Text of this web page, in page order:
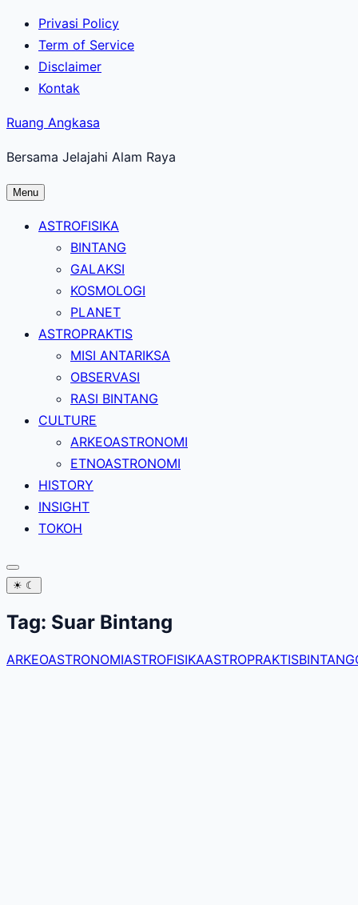
Lewati
konten
utama
Privasi Policy
Term of Service
Disclaimer
Kontak
Ruang Angkasa
Bersama Jelajahi Alam Raya
Menu
ASTROFISIKA
BINTANG
GALAKSI
KOSMOLOGI
PLANET
ASTROPRAKTIS
MISI ANTARIKSA
OBSERVASI
RASI BINTANG
CULTURE
ARKEOASTRONOMI
ETNOASTRONOMI
HISTORY
INSIGHT
TOKOH
☀ ☾
Tag: Suar Bintang
ARKEOASTRONOMIASTROFISIKAASTROPRAKTISBINTANG